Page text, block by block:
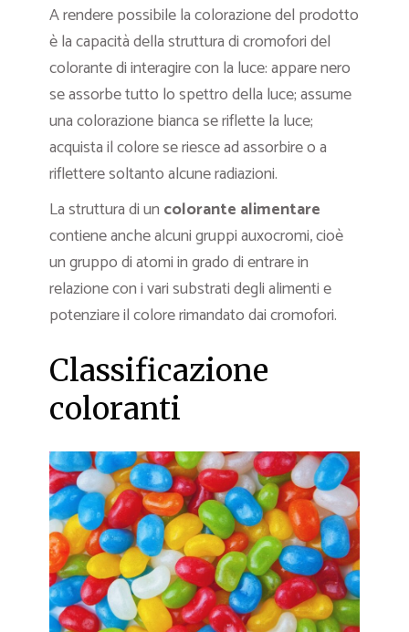
A rendere possibile la colorazione del prodotto
è la capacità della struttura di cromofori del
colorante di interagire con la luce: appare nero
se assorbe tutto lo spettro della luce; assume
una colorazione bianca se riflette la luce;
acquista il colore se riesce ad assorbire o a
riflettere soltanto alcune radiazioni.
La struttura di un colorante alimentare
contiene anche alcuni gruppi auxocromi, cioè
un gruppo di atomi in grado di entrare in
relazione con i vari substrati degli alimenti e
potenziare il colore rimandato dai cromofori.
Classificazione
coloranti